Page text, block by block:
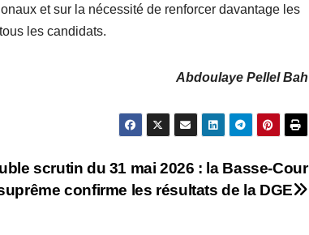
et sur la nécessité de renforcer davantage les
les candidats.
Abdoulaye Pellel Bah
scrutin du 31 mai 2026 : la Basse-Cour
confirme les résultats de la DGE